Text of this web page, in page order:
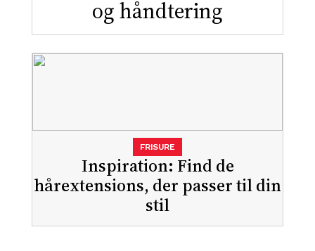
og håndtering
Inspiration: Find de
hårextensions, der passer til din
stil
FRISURE